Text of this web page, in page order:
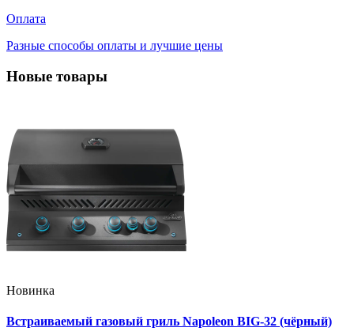
Оплата
Разные способы оплаты и лучшие цены
Новые товары
Новинка
Встраиваемый газовый гриль Napoleon BIG-32 (чёрный)